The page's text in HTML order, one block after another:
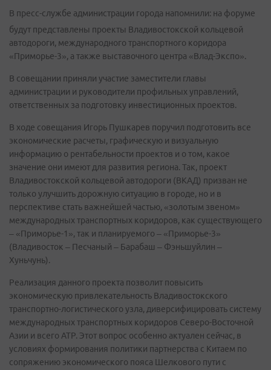
В пресс-службе администрации города напомнили: на форуме
будут представлены проекты Владивостокской кольцевой
автодороги, международного транспортного коридора
«Приморье-3», а также выставочного центра «Влад-Экспо».
В совещании приняли участие заместители главы
администрации и руководители профильных управлений,
ответственных за подготовку инвестиционных проектов.
В ходе совещания Игорь Пушкарев поручил подготовить все
экономические расчеты, графическую и визуальную
информацию о рентабельности проектов и о том, какое
значение они имеют для развития региона. Так, проект
Владивостокской кольцевой автодороги (ВКАД) призван не
только улучшить дорожную ситуацию в городе, но и в
перспективе стать важнейшей частью, «золотым звеном»
международных транспортных коридоров, как существующего
– «Приморье-1», так и планируемого – «Приморье-3»
(Владивосток – Песчаный – Барабаш – Фэньшуйлин –
Хуньчунь).
Реализация данного проекта позволит повысить
экономическую привлекательность Владивостокского
транспортно-логистического узла, диверсифицировать систему
международных транспортных коридоров Северо-Восточной
Азии и всего АТР. Этот вопрос особенно актуален сейчас, в
условиях формирования политики партнерства с Китаем по
сопряжению экономического пояса Шелкового пути с